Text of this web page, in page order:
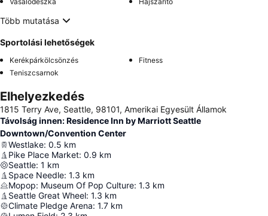
Több mutatása
Sportolási lehetőségek
Kerékpárkölcsönzés
Fitness
Teniszcsarnok
Elhelyezkedés
1815 Terry Ave, Seattle, 98101, Amerikai Egyesült Államok
Távolság innen: Residence Inn by Marriott Seattle
Downtown/Convention Center
Westlake: 0.5 km
Pike Place Market: 0.9 km
Seattle: 1 km
Space Needle: 1.3 km
Mopop: Museum Of Pop Culture: 1.3 km
Seattle Great Wheel: 1.3 km
Climate Pledge Arena: 1.7 km